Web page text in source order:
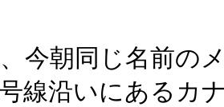
今朝同じ名前の
線沿いにあるカ